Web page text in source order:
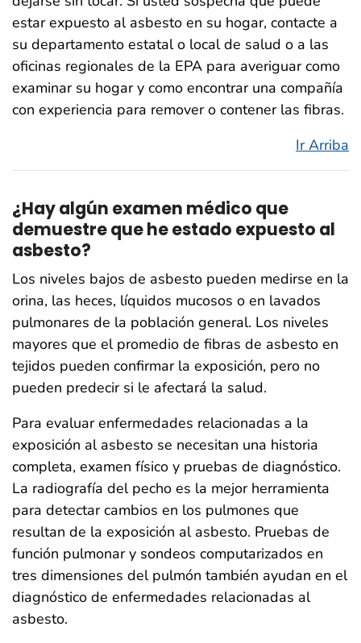
estar expuesto al asbesto en su hogar, contacte a
su departamento estatal o local de salud o a las
oficinas regionales de la EPA para averiguar como
examinar su hogar y como encontrar una compañía
con experiencia para remover o contener las fibras.
Ir Arriba
¿Hay algún examen médico que
demuestre que he estado expuesto al
asbesto?
Los niveles bajos de asbesto pueden medirse en la
orina, las heces, líquidos mucosos o en lavados
pulmonares de la población general. Los niveles
mayores que el promedio de fibras de asbesto en
tejidos pueden confirmar la exposición, pero no
pueden predecir si le afectará la salud.
Para evaluar enfermedades relacionadas a la
exposición al asbesto se necesitan una historia
completa, examen físico y pruebas de diagnóstico.
La radiografía del pecho es la mejor herramienta
para detectar cambios en los pulmones que
resultan de la exposición al asbesto. Pruebas de
función pulmonar y sondeos computarizados en
tres dimensiones del pulmón también ayudan en el
diagnóstico de enfermedades relacionadas al
asbesto.